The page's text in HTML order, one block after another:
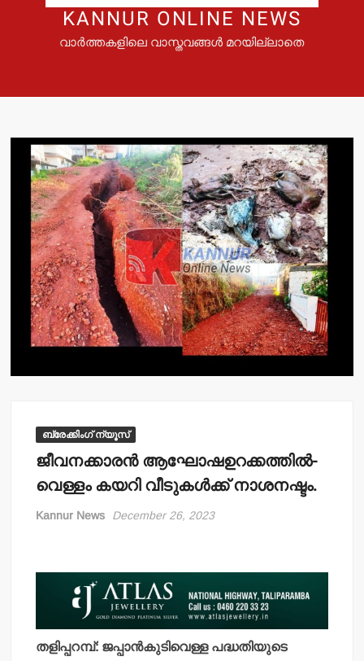
KANNUR ONLINE NEWS
വാർത്തകളിലെ വാസ്തവങ്ങൾ മറയില്ലാതെ
ബ്രേക്കിംഗ് ന്യൂസ്
ജീവനക്കാരന്‍ ആഘോഷഉറക്കത്തില്‍-
വെള്ളം കയറി വീടുകള്‍ക്ക് നാശനഷ്ടം.
Kannur News December 26, 2023
തളിപ്പറമ്പ്: ജപ്പാന്‍കുടിവെള്ള പദ്ധതിയുടെ